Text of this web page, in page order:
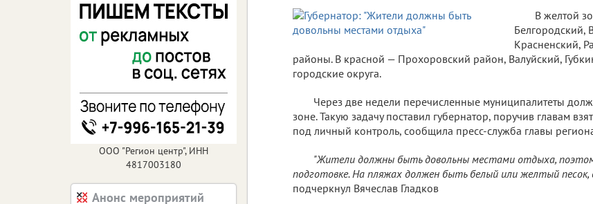
В желтой
Белгородский,
Красненский,
районы. В красной — Прохоровский район, Валуйский,
городские округа.
Через две недели перечисленные муниципалитеты
зоне. Такую задачу поставил губернатор, поручив главам
под личный контроль, сообщила пресс-служба главы
"Жители должны быть довольны местами отдыха,
подготовке. На пляжах должен быть белый или желтый
подчеркнул Вячеслав Гладков
ООО "Регион центр", ИНН
4817003180
Анонс мероприятий